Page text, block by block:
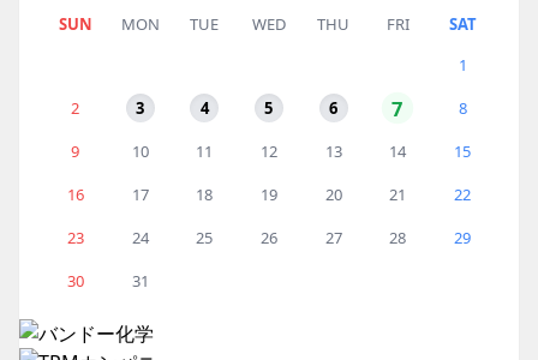
SUN MON TUE WED THU FRI
SAT
1
2
3 4 5 6 7
8
9
10 11 12 13 14
15
16
17 18 19 20 21
22
23
24 25 26 27 28
29
30
31